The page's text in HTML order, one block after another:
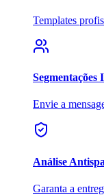
Templates
Segmentações
Envie a
Análise
Garanta a